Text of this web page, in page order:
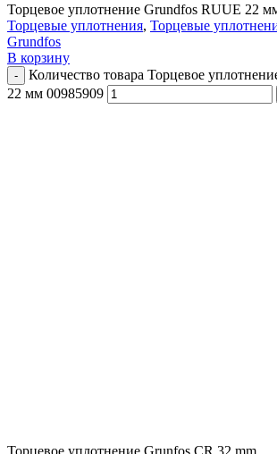
Торцевое уплотнение Grundfos RUUE 22
Торцевые уплотнения, Торцевые
Grundfos
В корзину
Количество товара Торцевое
22 мм 00985909
Торцевое уплотнение Grunfos CR 32 mm